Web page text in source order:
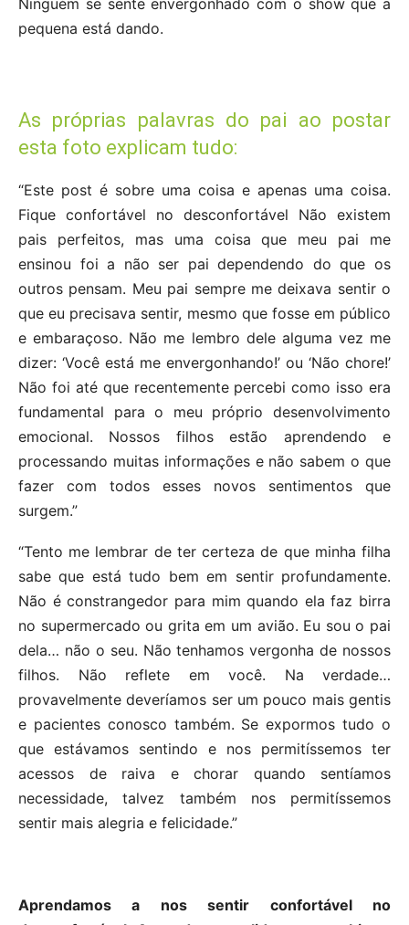
pequena está dando.
As próprias palavras do pai ao postar
esta foto explicam tudo:
“Este post é sobre uma coisa e apenas uma coisa.
Fique confortável no desconfortável Não existem
pais perfeitos, mas uma coisa que meu pai me
ensinou foi a não ser pai dependendo do que os
outros pensam. Meu pai sempre me deixava sentir o
que eu precisava sentir, mesmo que fosse em público
e embaraçoso. Não me lembro dele alguma vez me
dizer: ‘Você está me envergonhando!’ ou ‘Não chore!’
Não foi até que recentemente percebi como isso era
fundamental para o meu próprio desenvolvimento
emocional. Nossos filhos estão aprendendo e
processando muitas informações e não sabem o que
fazer com todos esses novos sentimentos que
surgem.”
“Tento me lembrar de ter certeza de que minha filha
sabe que está tudo bem em sentir profundamente.
Não é constrangedor para mim quando ela faz birra
no supermercado ou grita em um avião. Eu sou o pai
dela… não o seu. Não tenhamos vergonha de nossos
filhos. Não reflete em você. Na verdade…
provavelmente deveríamos ser um pouco mais gentis
e pacientes conosco também. Se expormos tudo o
que estávamos sentindo e nos permitíssemos ter
acessos de raiva e chorar quando sentíamos
necessidade, talvez também nos permitíssemos
sentir mais alegria e felicidade.”
Aprendamos a nos sentir confortável no